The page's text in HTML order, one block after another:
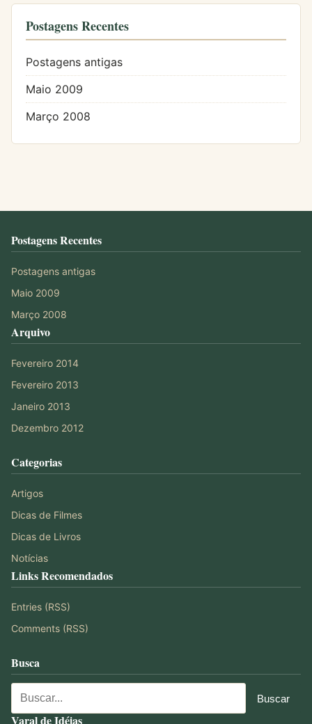
Postagens Recentes
Postagens antigas
Maio 2009
Março 2008
Postagens Recentes
Postagens antigas
Maio 2009
Março 2008
Arquivo
Fevereiro 2014
Fevereiro 2013
Janeiro 2013
Dezembro 2012
Categorias
Artigos
Dicas de Filmes
Dicas de Livros
Notícias
Links Recomendados
Entries (RSS)
Comments (RSS)
Busca
Varal de Idéias